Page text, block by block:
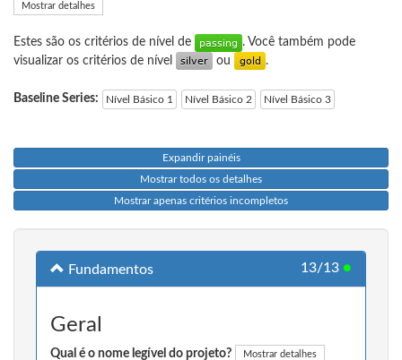
Mostrar detalhes
Estes são os critérios de nível de
. Você também pode
visualizar os critérios de nível
ou .
Baseline Series: Nível Básico 1 Nível Básico 2 Nível Básico 3
Expandir painéis
Mostrar todos os detalhes
Mostrar apenas critérios incompletos
Fundamentos 13/13 ●
Geral
Qual é o nome legível do projeto? Mostrar detalhes